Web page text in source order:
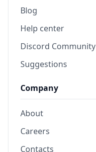
Blog
Help center
Discord Community
Suggestions
Company
About
Careers
Contacts